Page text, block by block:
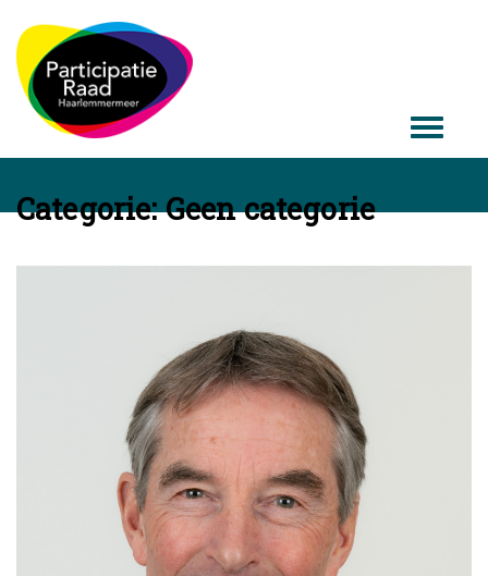
Categorie:Geen categorie